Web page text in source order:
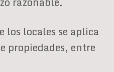
los locales se aplica
propiedades, entre